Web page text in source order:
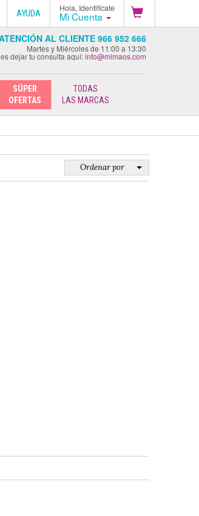
Hola, Identifícate
Mi Cuenta
AYUDA
AL CLIENTE 966 952 666
Martes y Miércoles de 11:00 a 13:30
dejar tu consulta aquí:info@mimaos.com
SÚPER
OFERTAS
TODAS
LAS MARCAS
Ordenar por